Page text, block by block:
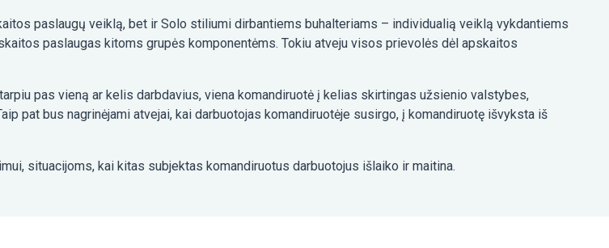
paslaugų veiklą, bet ir Solo stiliumi dirbantiems buhalteriams – individualią veiklą vykdantiems
paslaugas kitoms grupės komponentėms. Tokiu atveju visos prievolės dėl apskaitos
pas vieną ar kelis darbdavius, viena komandiruotė į kelias skirtingas užsienio valstybes,
pat bus nagrinėjami atvejai, kai darbuotojas komandiruotėje susirgo, į komandiruotę išvyksta iš
situacijoms, kai kitas subjektas komandiruotus darbuotojus išlaiko ir maitina.